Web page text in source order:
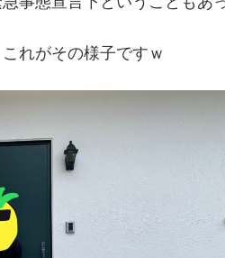
れがその様子ですｗ